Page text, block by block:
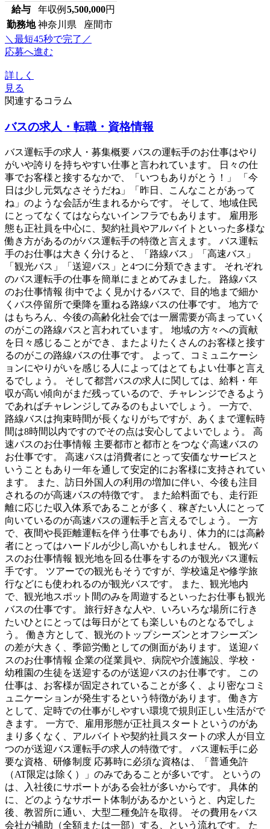
給与 年収例 5,500,000円
勤務地 神奈川県 座間市
＼最短45秒で完了／
応募へ進む
詳しく
見る
関連するコラム
バスの求人・転職・資格情報
バス運転手の求人・募集概要 バスの運転手のお仕事はやり
がいや誇りを持ちやすい仕事と言われています。 日々の仕
事でお客様と接するなかで、「いつもありがとう！」 「今
日は少し元気なさそうだね」「昨日、こんなことがあって
ね」のような会話が生まれるからです。 そして、地域住民
にとってなくてはならないインフラでもあります。 雇用形
態も正社員を中心に、契約社員やアルバイトといった多様な
働き方があるのがバス運転手の特徴と言えます。 バス運転
手のお仕事は大きく分けると、「路線バス」「高速バス」
「観光バス」「送迎バス」と4つに分類できます。 それぞれ
のバス運転手の仕事を簡単にまとめてみました。 路線バス
のお仕事情報 街中でよく見かけるバスで、目的地まで細か
くバス停留所で乗降を重ねる路線バスの仕事です。 地方で
はもちろん、今後の高齢化社会では一層需要が高まっていく
のがこの路線バスと言われています。 地域の方々への貢献
を日々感じることができ、またよりたくさんのお客様と接す
るのがこの路線バスの仕事です。 よって、コミュニケーシ
ョンにやりがいを感じる人によってはとてもよい仕事と言え
るでしょう。 そして都営バスの求人に関しては、給料・年
収が高い傾向がまだ残っているので、チャレンジできるよう
であればチャレンジしてみるのもよいでしょう。 一方で、
路線バスは拘束時間が長くなりがちですが、あくまで運転時
間は8時間以内ですのでその点は安心してよいでしょう。 高
速バスのお仕事情報 主要都市と都市とをつなぐ高速バスの
お仕事です。 高速バスは消費者にとって安価なサービスと
いうこともあり一年を通して安定的にお客様に支持されてい
ます。 また、訪日外国人の利用の増加に伴い、今後も注目
されるのが高速バスの特徴です。 また給料面でも、走行距
離に応じた収入体系であることが多く、稼ぎたい人にとって
向いているのが高速バスの運転手と言えるでしょう。 一方
で、夜間や長距離運転を伴う仕事でもあり、体力的には高齢
者にとってはハードルが少し高いかもしれません。 観光バ
スのお仕事情報 観光地を回る仕事をするのが観光バス運転
手です。 ツアーでの観光もそうですが、学校遠足や修学旅
行などにも使われるのが観光バスです。 また、観光地内
で、観光地スポット間のみを周遊するといったお仕事も観光
バスの仕事です。 旅行好きな人や、いろいろな場所に行き
たいひとにとっては毎日がとても楽しいものとなるでしょ
う。 働き方として、観光のトップシーズンとオフシーズン
の差が大きく、季節労働としての側面があります。 送迎バ
スのお仕事情報 企業の従業員や、病院や介護施設、学校・
幼稚園の生徒を送迎するのが送迎バスのお仕事です。 この
仕事は、お客様が固定されていることが多く、より密なコミ
ュニケーションが発生するという特徴があります。 働き方
として、定時での仕事がしやすい環境で規則正しい生活がで
きます。 一方で、雇用形態が正社員スタートというのがあ
まり多くなく、アルバイトや契約社員スタートの求人が目立
つのが送迎バス運転手の求人の特徴です。 バス運転手に必
要な資格、研修制度 応募時に必須な資格は、「普通免許
（AT限定は除く）」のみであることが多いです。 というの
は、入社後にサポートがある会社が多いからです。 具体的
に、どのようなサポート体制があるかというと、内定した
後、教習所に通い、大型二種免許を取得。 その費用をバス
会社が補助（全額または一部）する、という流れです。 た